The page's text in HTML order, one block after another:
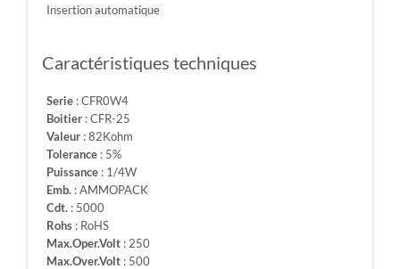
Temp.Max.:
Info:
Insertion automatique
Caractéristiques techniques
Serie: CFR0W4
Boitier: CFR-25
Valeur: 82Kohm
Tolerance: 5%
Puissance: 1/4W
Emb.: AMMOPACK
Cdt.: 5000
Rohs: RoHS
Max.Oper.Volt: 250
Max.Over.Volt: 500